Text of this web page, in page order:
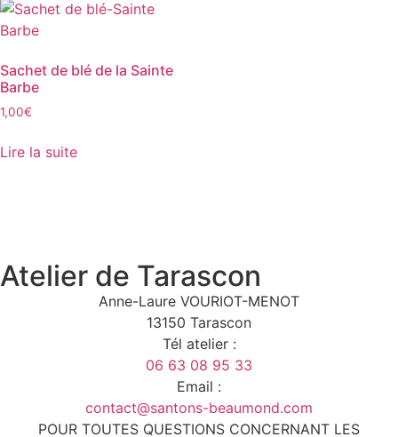
Sachet de blé de la Sainte
Barbe
1,00€
Lire la suite
Atelier de Tarascon
Anne-Laure VOURIOT-MENOT
13150 Tarascon
Tél atelier :
06 63 08 95 33
Email :
contact@santons-beaumond.com
POUR TOUTES QUESTIONS CONCERNANT LES